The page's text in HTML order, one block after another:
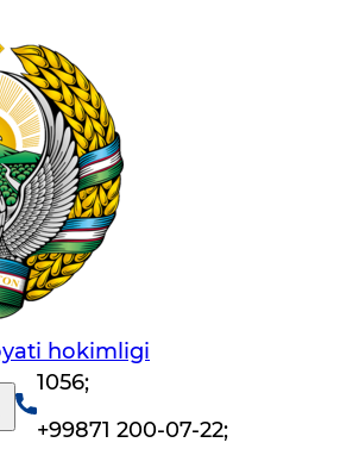
hоkimligi
1056;
+99871 200-07-22;